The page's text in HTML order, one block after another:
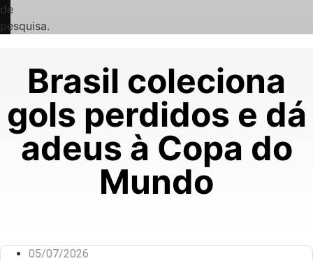
de
pesquisa.
Brasil coleciona
gols perdidos e dá
adeus à Copa do
Mundo
05/07/2026